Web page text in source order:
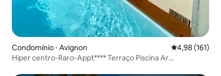
Condomínio ⋅ Avignon 4,98 de uma
4,98 (161)
Hiper centro-Raro-Appt**** Terraço Piscina Ar